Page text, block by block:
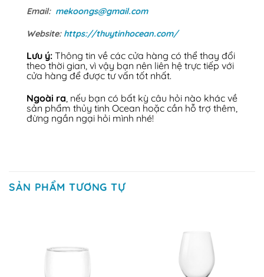
Email: mekoongs@gmail.com
Website: https://thuytinhocean.com/
Lưu ý: Thông tin về các cửa hàng có thể thay đổi
theo thời gian, vì vậy bạn nên liên hệ trực tiếp với
cửa hàng để được tư vấn tốt nhất.
Ngoài ra , nếu bạn có bất kỳ câu hỏi nào khác về
sản phẩm thủy tinh Ocean hoặc cần hỗ trợ thêm,
đừng ngần ngại hỏi mình nhé!
SẢN PHẨM TƯƠNG TỰ